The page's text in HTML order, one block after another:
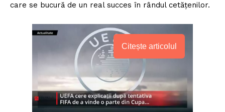
care se bucură de un real succes în rândul cetățenilor.
Citește articolul